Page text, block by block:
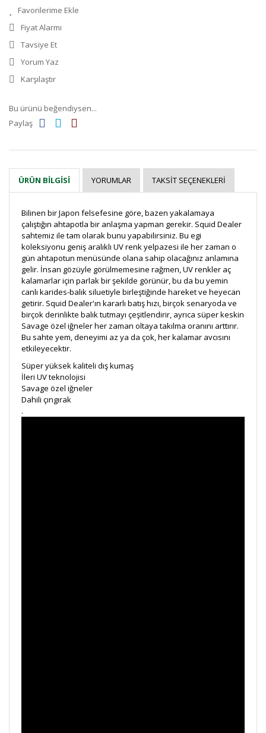
Fiyat Alarmı
Tavsiye Et
Yorum Yaz
Karşılaştır
Bu ürünü beğendiysen...
Paylaş
ÜRÜN BILGISI YORUMLAR TAKSIT SEÇENEKLERI
Bilinen bir Japon felsefesine göre, bazen yakalamaya
çalıştığın ahtapotla bir anlaşma yapman gerekir. Squid Dealer
sahtemiz ile tam olarak bunu yapabilirsiniz. Bu egi
koleksiyonu geniş aralıklı UV renk yelpazesi ile her zaman o
gün ahtapotun menüsünde olana sahip olacağınız anlamına
gelir. İnsan gözüyle görülmemesine rağmen, UV renkler aç
kalamarlar için parlak bir şekilde görünür, bu da bu yemin
canlı karides-balık siluetiyle birleştiğinde hareket ve heyecan
getirir. Squid Dealer'ın kararlı batış hızı, birçok senaryoda ve
birçok derinlikte balık tutmayı çeşitlendirir, ayrıca süper keskin
Savage özel iğneler her zaman oltaya takılma oranını arttırır.
Bu sahte yem, deneyimi az ya da çok, her kalamar avcısını
etkileyecektir.
Süper yüksek kaliteli dış kumaş
İleri UV teknolojisi
Savage özel iğneler
Dahili çıngırak
.